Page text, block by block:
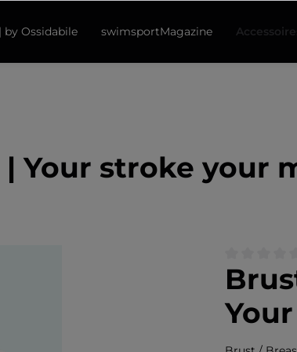
Ossidabile swimsportMagazine
Your stroke your